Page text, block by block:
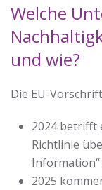
Welche
und wie?
Die EU-
2024 betrifft
Richtlinie
2025